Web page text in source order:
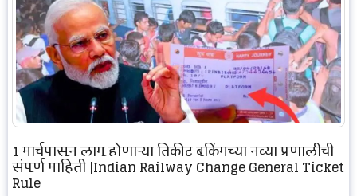
1 मार्चपासून लागू होणाऱ्या तिकीट बुकिंगच्या नव्या प्रणालीची
संपूर्ण माहिती |Indian Railway Change General Ticket
Rule